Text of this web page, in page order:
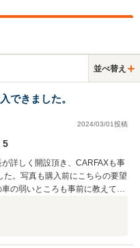
並べ替え
できました。
2024/03/01投稿
5
詳しく開設頂き、CARFAXも事
。写真も購入前にこちらの要望
の弱いところも事前に教えてく
にも応えてくれます。